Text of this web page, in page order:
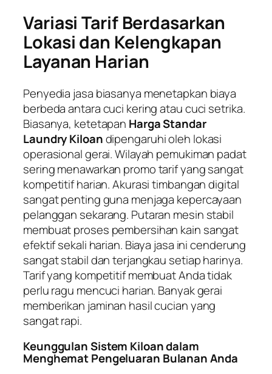
Variasi Tarif Berdasarkan
Lokasi dan Kelengkapan
Layanan Harian
Penyedia jasa biasanya menetapkan biaya
berbeda antara cuci kering atau cuci setrika.
Biasanya, ketetapan Harga Standar
Laundry Kiloandipengaruhi oleh lokasi
operasional gerai. Wilayah pemukiman padat
sering menawarkan promo tarif yang sangat
kompetitif harian. Akurasi timbangan digital
sangat penting guna menjaga kepercayaan
pelanggan sekarang. Putaran mesin stabil
membuat proses pembersihan kain sangat
efektif sekali harian. Biaya jasa ini cenderung
sangat stabil dan terjangkau setiap harinya.
Tarif yang kompetitif membuat Anda tidak
perlu ragu mencuci harian. Banyak gerai
memberikan jaminan hasil cucian yang
sangat rapi.
Keunggulan Sistem Kiloan dalam
Menghemat Pengeluaran Bulanan Anda